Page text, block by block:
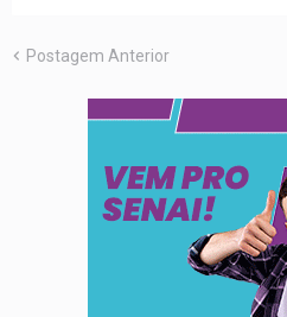
Postagem Anterior